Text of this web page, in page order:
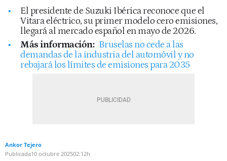
El presidente de Suzuki Ibérica reconoce que el
Vitara eléctrico, su primer modelo cero emisiones,
llegará al mercado español en mayo de 2026.
Más información: Bruselas no cede a las
demandas de la industria del automóvil y no
rebajará los límites de emisiones para 2035
Ankor Tejero
Publicada10 octubre 202502:12h